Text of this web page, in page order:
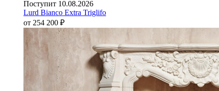
Поступит 10.08.2026
Lurd Bianco Extra Triglifo
от 254 200 ₽